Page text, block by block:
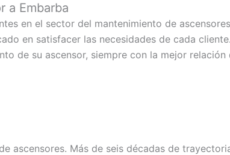
a Embarba
en el sector del mantenimiento de
en satisfacer las necesidades de cada
de su ascensor, siempre con la mejor
ascensores. Más de seis décadas de